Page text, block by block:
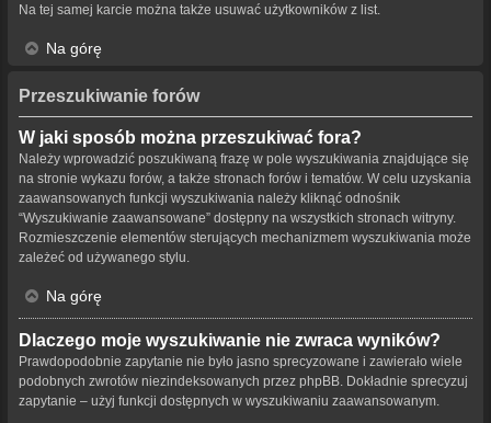
Na tej samej karcie można także usuwać użytkowników z list.
Na górę
Przeszukiwanie forów
W jaki sposób można przeszukiwać fora?
Należy wprowadzić poszukiwaną frazę w pole wyszukiwania znajdujące się
na stronie wykazu forów, a także stronach forów i tematów. W celu uzyskania
zaawansowanych funkcji wyszukiwania należy kliknąć odnośnik
“Wyszukiwanie zaawansowane” dostępny na wszystkich stronach witryny.
Rozmieszczenie elementów sterujących mechanizmem wyszukiwania może
zależeć od używanego stylu.
Na górę
Dlaczego moje wyszukiwanie nie zwraca wyników?
Prawdopodobnie zapytanie nie było jasno sprecyzowane i zawierało wiele
podobnych zwrotów niezindeksowanych przez phpBB. Dokładnie sprecyzuj
zapytanie – użyj funkcji dostępnych w wyszukiwaniu zaawansowanym.